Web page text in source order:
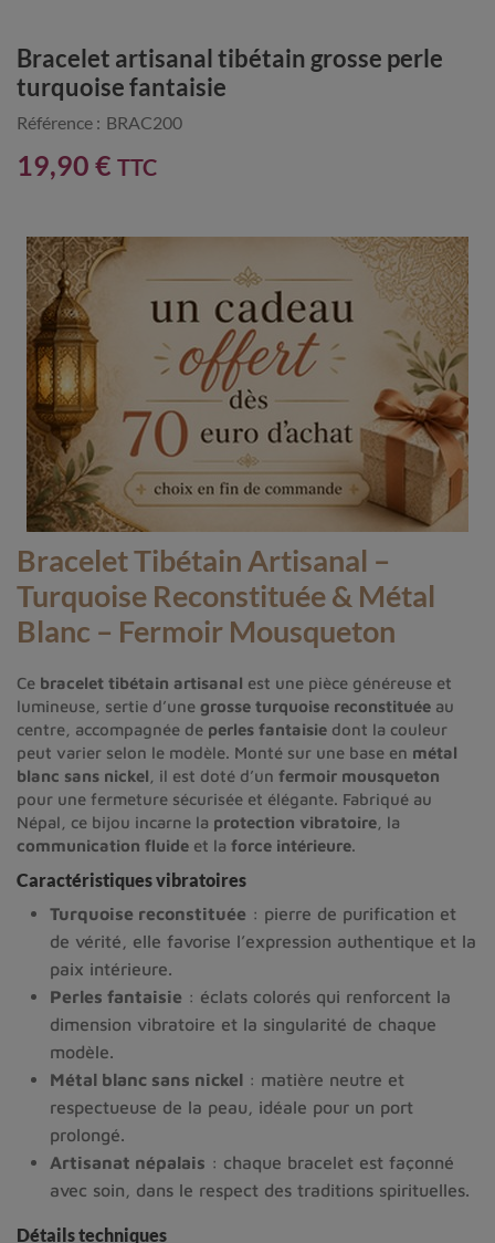
Bracelet artisanal tibétain grosse perle
turquoise fantaisie
Référence : BRAC200
19,90 € TTC
Bracelet Tibétain Artisanal –
Turquoise Reconstituée & Métal
Blanc – Fermoir Mousqueton
Ce bracelet tibétain artisanal est une pièce généreuse et
lumineuse, sertie d’une grosse turquoise reconstituée au
centre, accompagnée de perles fantaisie dont la couleur
peut varier selon le modèle. Monté sur une base en métal
blanc sans nickel , il est doté d’un fermoir mousqueton
pour une fermeture sécurisée et élégante. Fabriqué au
Népal, ce bijou incarne la protection vibratoire , la
communication fluide et la force intérieure.
Caractéristiques vibratoires
Turquoise reconstituée : pierre de purification et
de vérité, elle favorise l’expression authentique et la
paix intérieure.
Perles fantaisie : éclats colorés qui renforcent la
dimension vibratoire et la singularité de chaque
modèle.
Métal blanc sans nickel : matière neutre et
respectueuse de la peau, idéale pour un port
prolongé.
Artisanat népalais : chaque bracelet est façonné
avec soin, dans le respect des traditions spirituelles.
Détails techniques